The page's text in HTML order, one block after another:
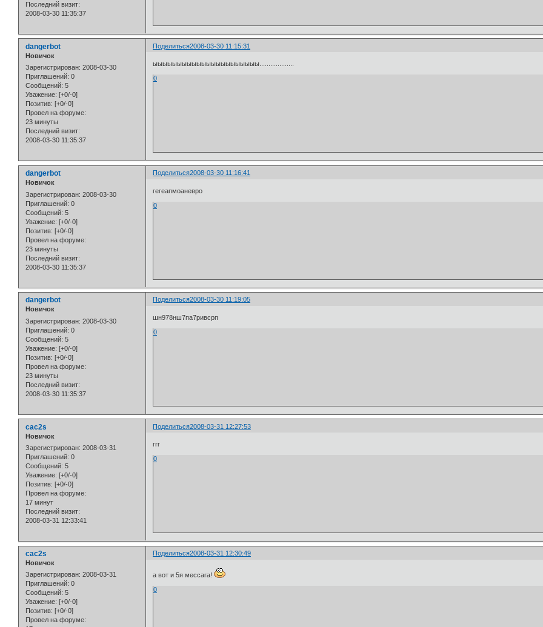
Последний визит:
2008-03-30 11:35:37
Поделиться2008-03-30 11:15:31
dangerbot
Новичок
Зарегистрирован: 2008-03-30
Приглашений: 0
Сообщений: 5
Уважение: [+0/-0]
Позитив: [+0/-0]
Провел на форуме:
23 минуты
Последний визит:
2008-03-30 11:35:37
ыыыыыыыыыыыыыыыыыыыыыы...................
0
Поделиться2008-03-30 11:16:41
dangerbot
Новичок
Зарегистрирован: 2008-03-30
Приглашений: 0
Сообщений: 5
Уважение: [+0/-0]
Позитив: [+0/-0]
Провел на форуме:
23 минуты
Последний визит:
2008-03-30 11:35:37
гегеапмоаневро
0
Поделиться2008-03-30 11:19:05
dangerbot
Новичок
Зарегистрирован: 2008-03-30
Приглашений: 0
Сообщений: 5
Уважение: [+0/-0]
Позитив: [+0/-0]
Провел на форуме:
23 минуты
Последний визит:
2008-03-30 11:35:37
шн978нш7па7ривсрп
0
Поделиться2008-03-31 12:27:53
cac2s
Новичок
Зарегистрирован: 2008-03-31
Приглашений: 0
Сообщений: 5
Уважение: [+0/-0]
Позитив: [+0/-0]
Провел на форуме:
17 минут
Последний визит:
2008-03-31 12:33:41
ггг
0
Поделиться2008-03-31 12:30:49
cac2s
Новичок
Зарегистрирован: 2008-03-31
Приглашений: 0
Сообщений: 5
Уважение: [+0/-0]
Позитив: [+0/-0]
Провел на форуме:
а вот и 5я мессага!
0